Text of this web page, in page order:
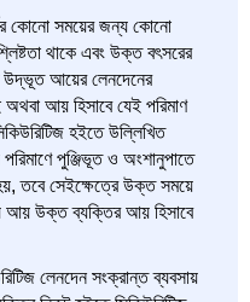
কোনো সময়ের জন্য কোনো
থাকে এবং উক্ত বৎসরের
উদ্ভূত আয়ের লেনদেনের
আয় হিসাবে যেই পরিমাণ
হইতে উল্লিখিত
পুঞ্জিভূত ও অংশানুপাতে
তবে সেইক্ষেত্রে উক্ত সময়ে
আয় উক্ত ব্যক্তির আয় হিসাবে
লেনদেন সংক্রান্ত ব্যবসায়